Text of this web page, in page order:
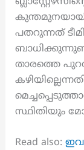
പതറുന്നത്
താരത്തെ
സ്ഥിതിയും
Read also: